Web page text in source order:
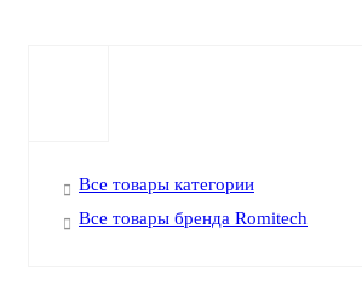
Все товары категории
Все товары бренда Romitech